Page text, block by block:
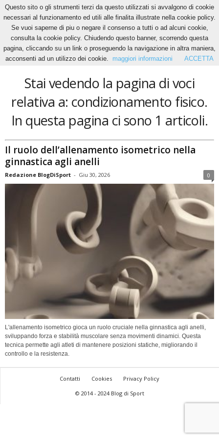
Home Tags Condizionamento fisico
condizionamento fisico
Stai vedendo la pagina di voci
relativa a: condizionamento fisico.
In questa pagina ci sono 1 articoli.
Il ruolo dell’allenamento isometrico nella
ginnastica agli anelli
Redazione BlogDiSport - Giu 30, 2026 0
L'allenamento isometrico gioca un ruolo cruciale nella ginnastica agli anelli,
sviluppando forza e stabilità muscolare senza movimenti dinamici. Questa
tecnica permette agli atleti di mantenere posizioni statiche, migliorando il
controllo e la resistenza.
Contatti Cookies
Privacy Policy
© 2014 - 2024 Blog di Sport
Questo sito o gli strumenti terzi da questo utilizzati si avvalgono di cookie
necessari al funzionamento ed utili alle finalita illustrate nella cookie policy.
Se vuoi saperne di piu o negare il consenso a tutti o ad alcuni cookie,
consulta la cookie policy. Chiudendo questo banner, scorrendo questa
pagina, cliccando su un link o proseguendo la navigazione in altra maniera,
acconsenti ad un utilizzo dei cookie.
maggiori informazioni ACCETTA